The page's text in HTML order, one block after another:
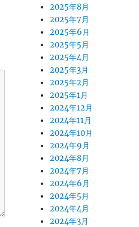
2025年8月
2025年7月
2025年6月
2025年5月
2025年4月
2025年3月
2025年2月
2025年1月
2024年12月
2024年11月
2024年10月
2024年9月
2024年8月
2024年7月
2024年6月
2024年5月
2024年4月
2024年3月